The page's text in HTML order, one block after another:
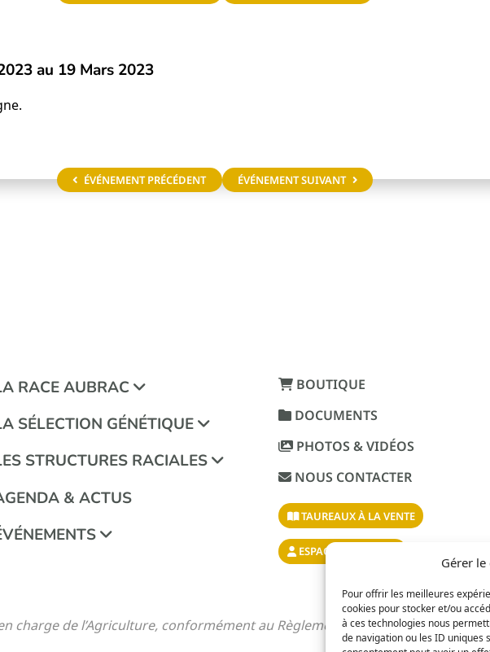
Gérer
Pour offrir les meilleures
cookies pour stocker et/ou
à ces technologies nous
de navigation ou les ID uniques
au 19 Mars 2023
ÉVÉNEMENT PRÉCÉDENT ÉVÉNEMENT SUIVANT
RACE AUBRAC
SÉLECTION GÉNÉTIQUE
STRUCTURES RACIALES
& ACTUS
BOUTIQUE
DOCUMENTS
PHOTOS & VIDÉOS
NOUS CONTACTER
TAUREAUX À LA VENTE
ESPACE ADHÉRENTS
charge de l’Agriculture, conformément au Règlement Zootechnique